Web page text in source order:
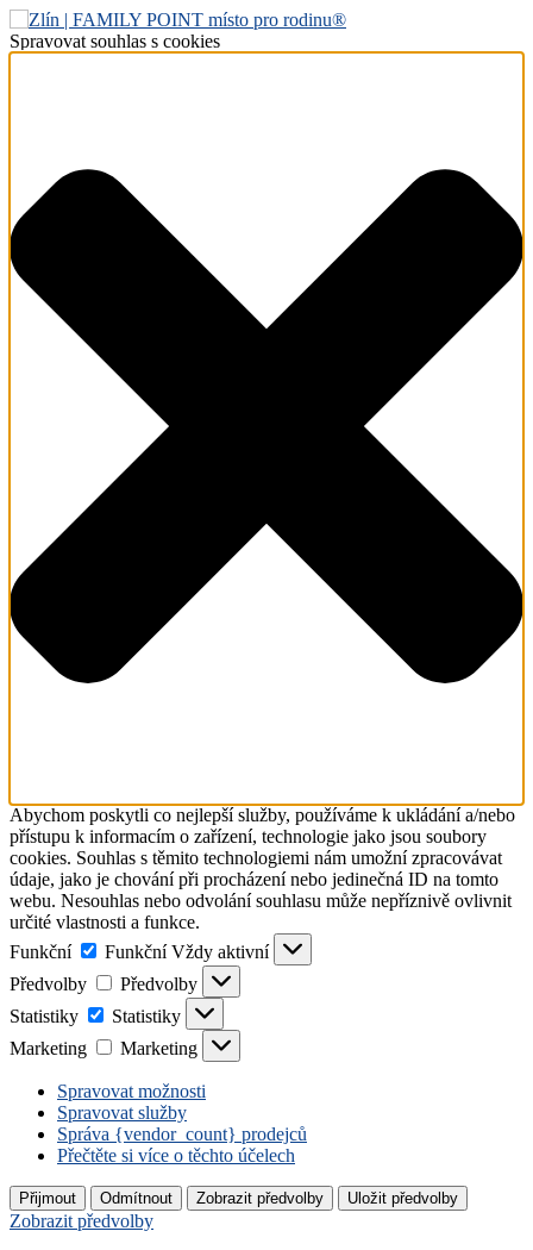
Spravovat souhlas s cookies
Abychom poskytli co nejlepší služby, používáme k ukládání a/nebo
přístupu k informacím o zařízení, technologie jako jsou soubory
cookies. Souhlas s těmito technologiemi nám umožní zpracovávat
údaje, jako je chování při procházení nebo jedinečná ID na tomto
webu. Nesouhlas nebo odvolání souhlasu může nepříznivě ovlivnit
určité vlastnosti a funkce.
Funkční
Funkční Vždy aktivní
Předvolby
Předvolby
Statistiky
Statistiky
Marketing
Marketing
Spravovat možnosti
Spravovat služby
Správa {vendor_count} prodejců
Přečtěte si více o těchto účelech
Přijmout Odmítnout Zobrazit předvolby Uložit předvolby
Zobrazit předvolby